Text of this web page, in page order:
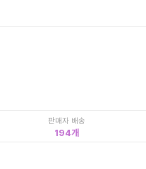
판매자 배송
194